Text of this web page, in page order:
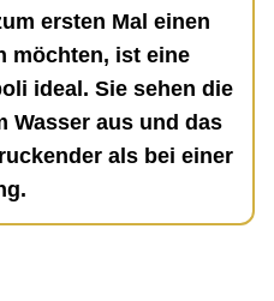
ersten Mal einen
möchten, ist eine
ideal. Sie sehen die
Wasser aus und das
als bei einer